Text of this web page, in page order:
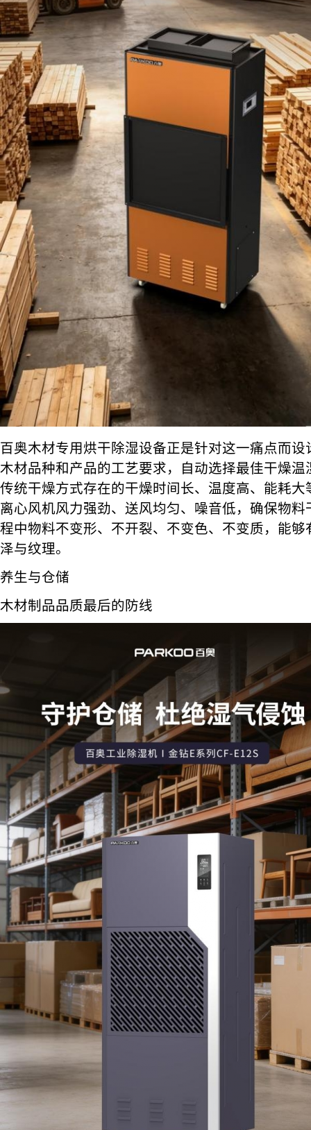
百奥木材专用烘干除湿设备正是针对这一痛点而
木材品种和产品的工艺要求，自动选择最佳干燥
传统干燥方式存在的干燥时间长、温度高、能耗
离心风机风力强劲、送风均匀、噪音低，确保物
程中物料不变形、不开裂、不变色、不变质，能
泽与纹理。
养生与仓储
木材制品品质最后的防线